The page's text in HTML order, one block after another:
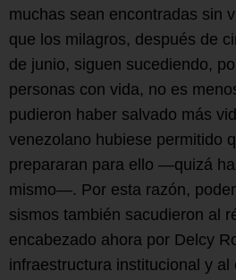
muchas sean encontradas sin
que los milagros, después de
de junio, siguen sucediendo,
personas con vida, no es
pudieron haber salvado más
venezolano hubiese permitido
prepararan para ello —quizá
mismo—. Por esta razón,
sismos también sacudieron al
encabezado ahora por Delcy
infraestructura institucional y al